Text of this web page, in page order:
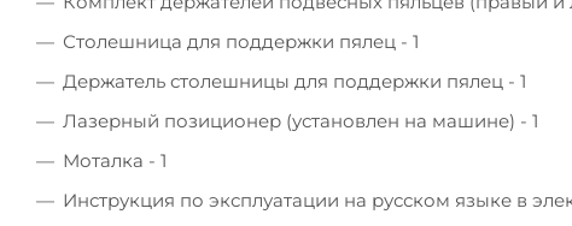
Столешница для поддержки пялец - 1
Держатель столешницы для поддержки пялец - 1
Лазерный позиционер (установлен на машине) - 1
Моталка - 1
Инструкция по эксплуатации на русском языке в